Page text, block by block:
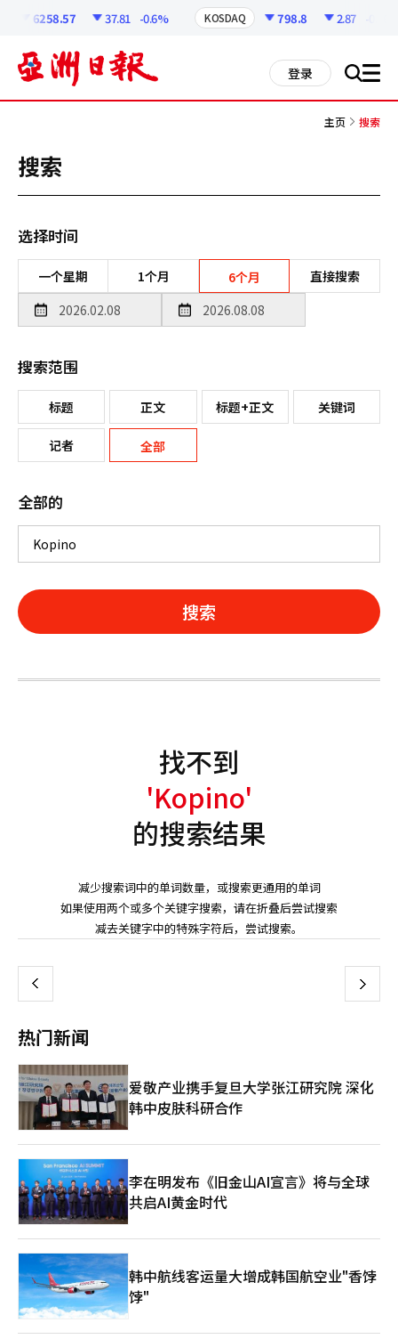
6258.57 37.81 -0.6% KOSDAQ 798.8 2.87 -0.36%
登录 搜 all
主页 搜索
搜索
选择时间
一个星期 1个月 6个月 直接搜索
搜索范围
标题 正文 标题+正文 关键词
记者 全部
全部的
搜索
找不到
'Kopino'
的搜索结果
减少搜索词中的单词数量，或搜索更通用的单词
如果使用两个或多个关键字搜索，请在折叠后尝试搜索
减去关键字中的特殊字符后，尝试搜索。
上 下
热门新闻
爱敬产业携手复旦大学张江研究院 深化
韩中皮肤科研合作
李在明发布《旧金山AI宣言》将与全球
共启AI黄金时代
韩中航线客运量大增成韩国航空业"香饽
饽"